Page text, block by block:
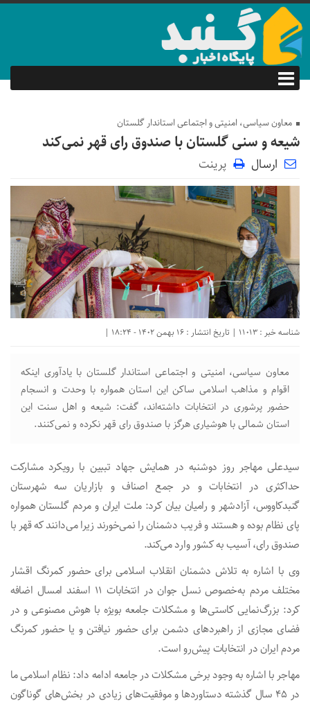
معاون سیاسی، امنیتی و اجتماعی استاندار گلستان
شیعه و سنی گلستان با صندوق رای قهر نمی‌کند
ارسال پرینت
شناسه خبر : 11013 | تاریخ انتشار : 16 بهمن 1402 - 18:24 |
معاون سیاسی، امنیتی و اجتماعی استاندار گلستان با یادآوری اینکه
اقوام و مذاهب اسلامی ساکن این استان همواره با وحدت و انسجام
حضور پرشوری در انتخابات داشته‌اند، گفت: شیعه و اهل سنت این
استان شمالی با هوشیاری هرگز با صندوق رای قهر نکرده و نمی‌کنند.
سیدعلی مهاجر روز دوشنبه در همایش جهاد تببین با رویکرد مشارکت
حداکثری در انتخابات و در جمع اصناف و بازاریان سه شهرستان
گنبدکاووس، آزادشهر و رامیان بیان کرد: ملت ایران و مردم گلستان همواره
پای نظام بوده و هستند و فریب دشمنان را نمی‌خورند زیرا می‌دانند که قهر با
صندوق رای، آسیب به کشور وارد می‌کند.
وی با اشاره به تلاش دشمنان انقلاب اسلامی برای حضور کمرنگ اقشار
مختلف مردم به‌خصوص نسل جوان در انتخابات ۱۱ اسفند امسال اضافه
کرد: بزرگ‌نمایی کاستی‌ها و مشکلات جامعه بویژه با هوش مصنوعی و در
فضای مجازی از راهبردهای دشمن برای حضور نیافتن و یا حضور کمرنگ
مردم ایران در انتخابات پیش‌رو است.
مهاجر با اشاره به وجود برخی مشکلات در جامعه ادامه داد: نظام اسلامی ما
در ۴۵ سال گذشته دستاوردها و موفقیت‌های زیادی در بخش‌های گوناگون